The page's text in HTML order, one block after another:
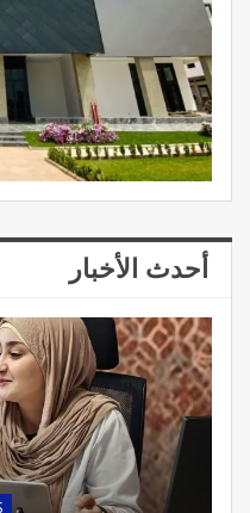
أحدث الأخبار